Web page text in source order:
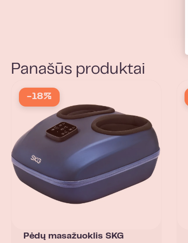
Panašūs produktai
-18%
Pėdų masažuoklis SKG